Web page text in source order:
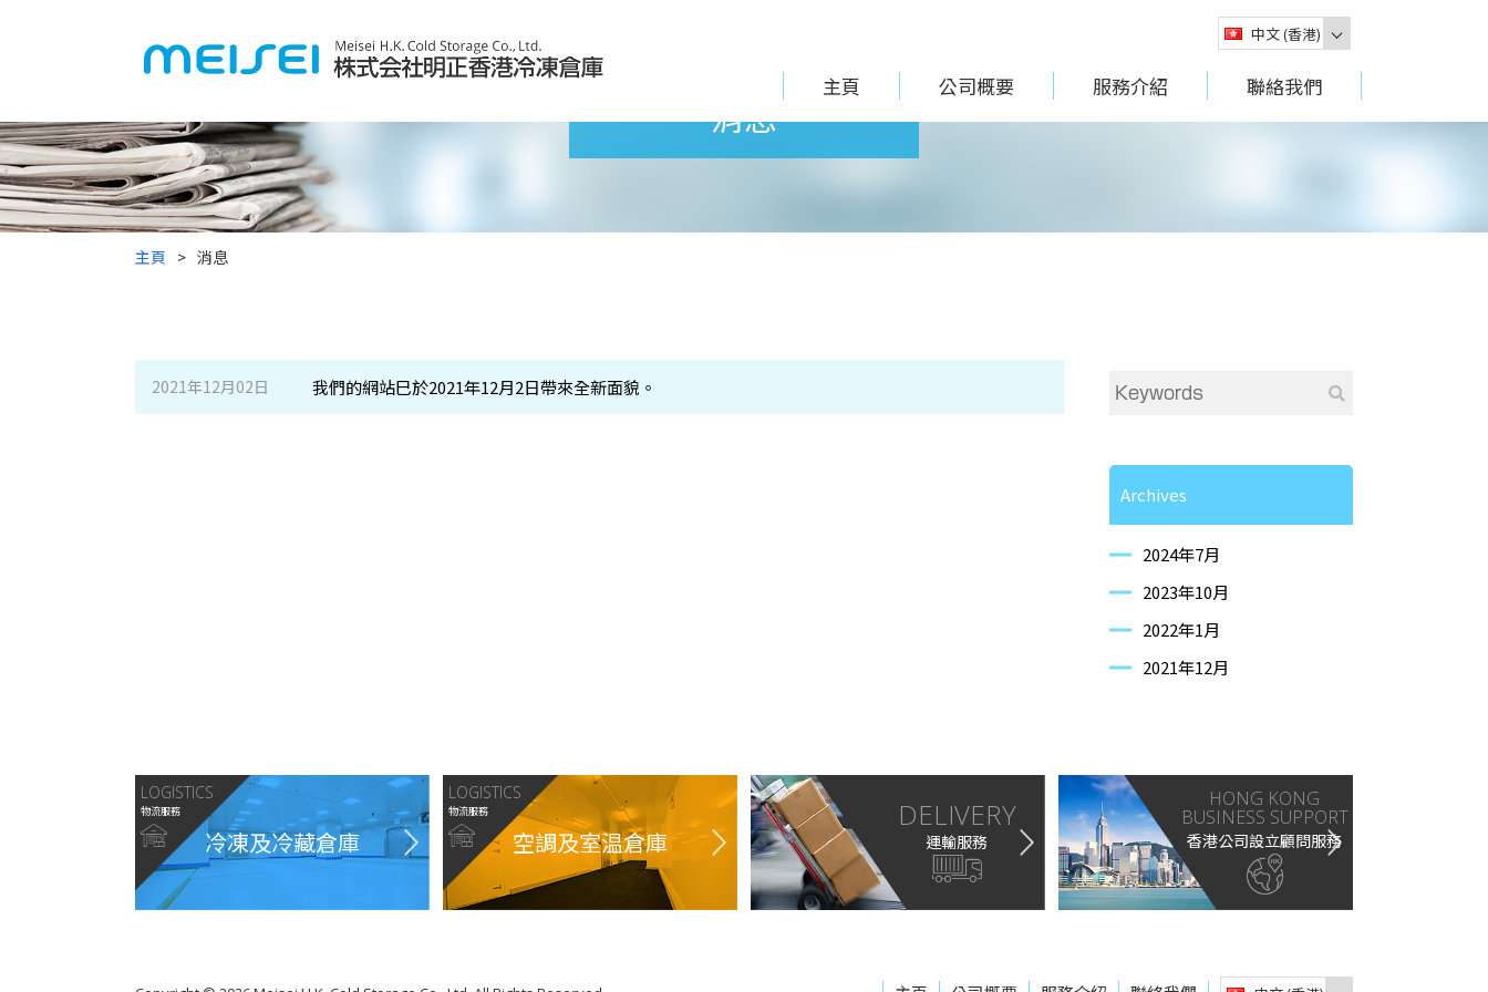
中文 (香港)
主頁 公司概要 服務介紹 聯絡我們
消息
主頁 消息
2021年12月02日 我們的網站巳於2021年12月2日帶來全新面貌。
Archives
2024年7月
2023年10月
2022年1月
2021年12月
冷凍及冷藏倉庫
LOGISTICS
物流服務
空調及室温倉庫
LOGISTICS
物流服務 DELIVERY
運輸服務
HONG KONG
BUSINESS SUPPORT
香港公司設立顧問服務